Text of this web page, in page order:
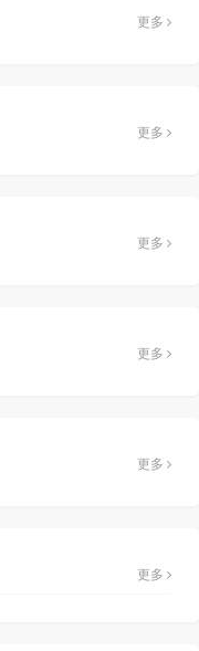
更多
更多
更多
更多
更多
更多